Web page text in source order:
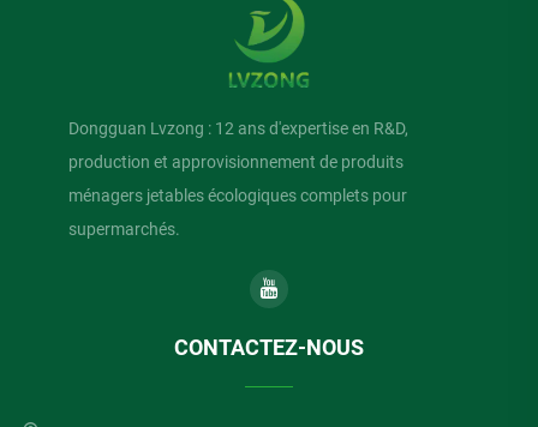
Dongguan Lvzong : 12 ans d'expertise en R&D,
production et approvisionnement de produits
ménagers jetables écologiques complets pour
supermarchés.
CONTACTEZ-NOUS